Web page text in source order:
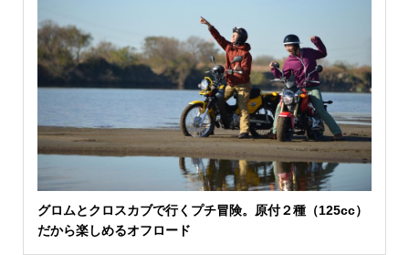
グロムとクロスカブで行くプチ冒険。原付２種（125cc）
だから楽しめるオフロード